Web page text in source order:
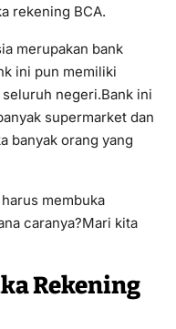
rekening BCA.
merupakan bank
ini pun memiliki
negeri.Bank ini
supermarket dan
banyak orang yang
membuka
caranya?Mari kita
Rekening